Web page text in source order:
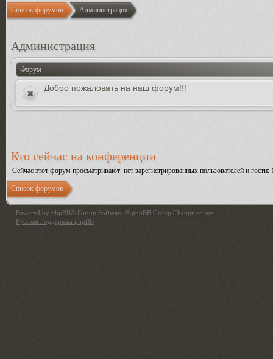
Список форумов Администрация
Администрация
Форум
Добро пожаловать на наш форум!!!
Кто сейчас на конференции
Сейчас этот форум просматривают: нет зарегистрированных пользователей и гости:
Список форумов
Powered by phpBB® Forum Software © phpBB Group Change colors
Русская поддержка phpBB